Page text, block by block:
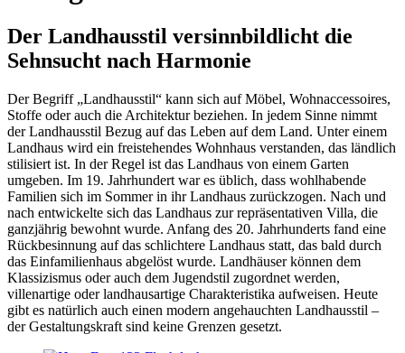
Der Landhausstil versinnbildlicht die
Sehnsucht nach Harmonie
Der Begriff „Landhausstil“ kann sich auf Möbel, Wohnaccessoires,
Stoffe oder auch die Architektur beziehen. In jedem Sinne nimmt
der Landhausstil Bezug auf das Leben auf dem Land. Unter einem
Landhaus wird ein freistehendes Wohnhaus verstanden, das ländlich
stilisiert ist. In der Regel ist das Landhaus von einem Garten
umgeben. Im 19. Jahrhundert war es üblich, dass wohlhabende
Familien sich im Sommer in ihr Landhaus zurückzogen. Nach und
nach entwickelte sich das Landhaus zur repräsentativen Villa, die
ganzjährig bewohnt wurde. Anfang des 20. Jahrhunderts fand eine
Rückbesinnung auf das schlichtere Landhaus statt, das bald durch
das Einfamilienhaus abgelöst wurde. Landhäuser können dem
Klassizismus oder auch dem Jugendstil zugordnet werden,
villenartige oder landhausartige Charakteristika aufweisen. Heute
gibt es natürlich auch einen modern angehauchten Landhausstil –
der Gestaltungskraft sind keine Grenzen gesetzt.